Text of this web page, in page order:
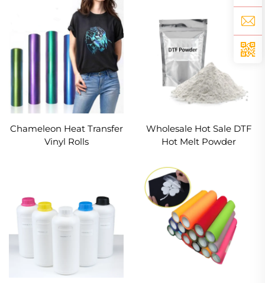
T-Shirt, Bag at Mga Sining
Chameleon Heat Transfer
Vinyl Rolls
Wholesale Hot Sale DTF
Hot Melt Powder
Powder para sa Heat
Transfer Pag-print
Garment